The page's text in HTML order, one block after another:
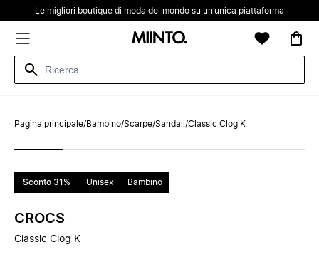
Le migliori boutique di moda del mondo su un’unica piattaforma
Pagina principale/Bambino/Scarpe/Sandali/Classic Clog K
Sconto 31% Unisex Bambino
CROCS
Classic Clog K